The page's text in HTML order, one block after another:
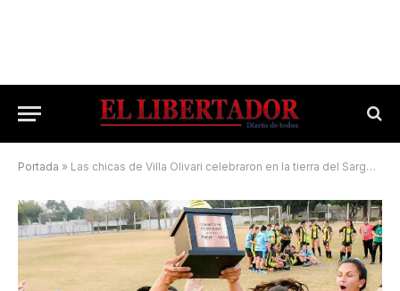
Portada » Las chicas de Villa Olivari celebraron en la tierra del Sargento Juan Cabral